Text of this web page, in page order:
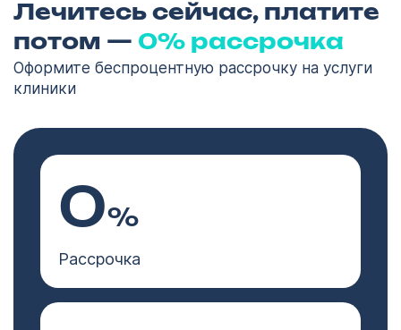
Лечитесь сейчас, платите
потом — 0% рассрочка
Оформите беспроцентную рассрочку на услуги
клиники
0%
Рассрочка